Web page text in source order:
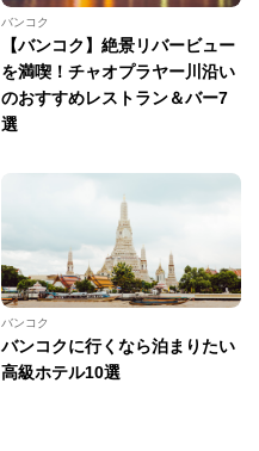
バンコク
【バンコク】絶景リバービュー
を満喫！チャオプラヤー川沿い
のおすすめレストラン＆バー7
選
バンコク
バンコクに行くなら泊まりたい
高級ホテル10選